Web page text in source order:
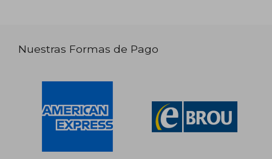
Nuestras Formas de Pago